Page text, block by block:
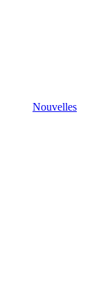
Nouvelles